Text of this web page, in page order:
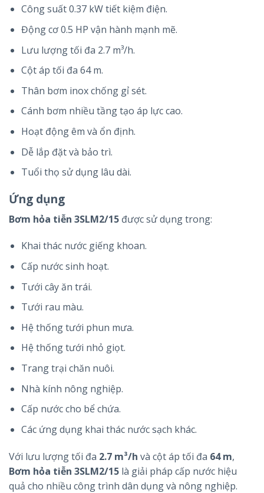
Công suất 0.37 kW tiết kiệm điện.
Động cơ 0.5 HP vận hành mạnh mẽ.
Lưu lượng tối đa 2.7 m³/h.
Cột áp tối đa 64 m.
Thân bơm inox chống gỉ sét.
Cánh bơm nhiều tầng tạo áp lực cao.
Hoạt động êm và ổn định.
Dễ lắp đặt và bảo trì.
Tuổi thọ sử dụng lâu dài.
Ứng dụng
Bơm hỏa tiễn 3SLM2/15 được sử dụng trong:
Khai thác nước giếng khoan.
Cấp nước sinh hoạt.
Tưới cây ăn trái.
Tưới rau màu.
Hệ thống tưới phun mưa.
Hệ thống tưới nhỏ giọt.
Trang trại chăn nuôi.
Nhà kính nông nghiệp.
Cấp nước cho bể chứa.
Các ứng dụng khai thác nước sạch khác.
Với lưu lượng tối đa 2.7 m³/h và cột áp tối đa 64 m,
Bơm hỏa tiễn 3SLM2/15 là giải pháp cấp nước hiệu
quả cho nhiều công trình dân dụng và nông nghiệp.